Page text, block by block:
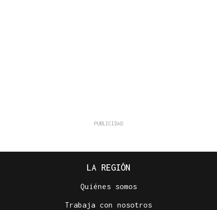
LA REGIÓN
Quiénes somos
Trabaja con nosotros